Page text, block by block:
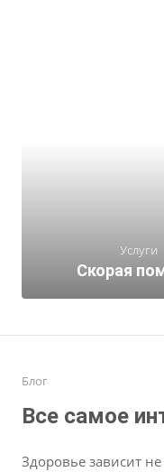
Услуги
Скорая
Блог
Все самое
Здоровье зависит